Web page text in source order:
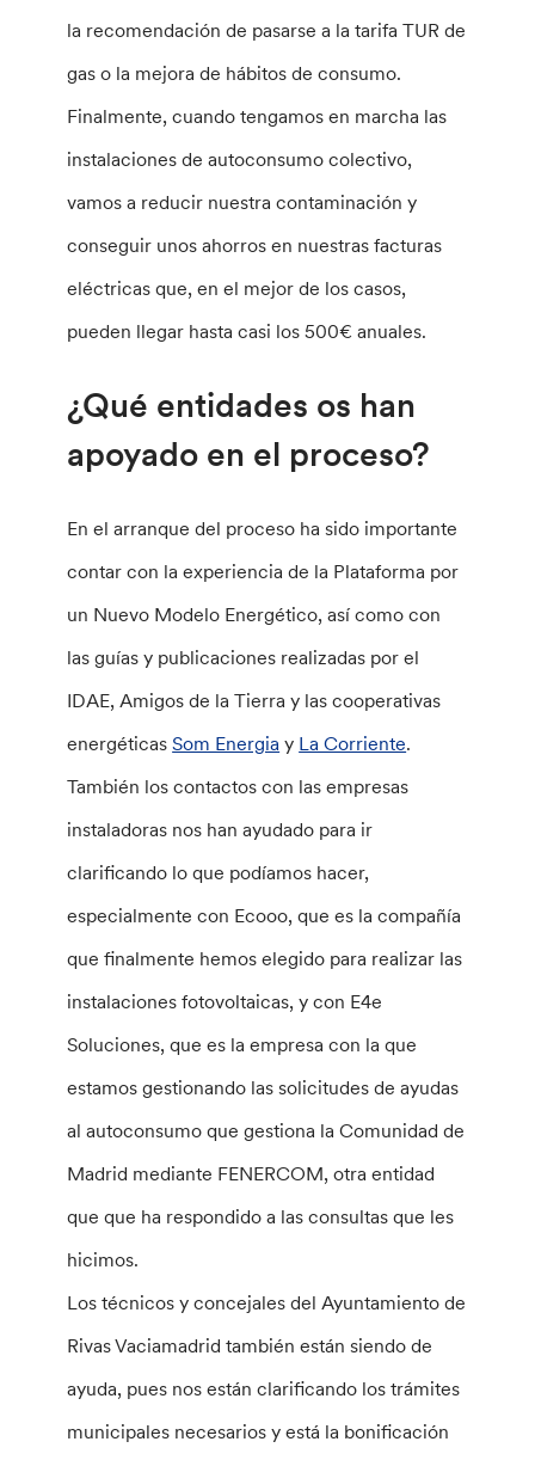
la recomendación de pasarse a la tarifa TUR de
gas o la mejora de hábitos de consumo.
Finalmente, cuando tengamos en marcha las
instalaciones de autoconsumo colectivo,
vamos a reducir nuestra contaminación y
conseguir unos ahorros en nuestras facturas
eléctricas que, en el mejor de los casos,
pueden llegar hasta casi los 500€ anuales.
¿Qué entidades os han
apoyado en el proceso?
En el arranque del proceso ha sido importante
contar con la experiencia de la Plataforma por
un Nuevo Modelo Energético, así como con
las guías y publicaciones realizadas por el
IDAE, Amigos de la Tierra y las cooperativas
energéticasSom Energia y La Corriente.
También los contactos con las empresas
instaladoras nos han ayudado para ir
clarificando lo que podíamos hacer,
especialmente con Ecooo, que es la compañía
que finalmente hemos elegido para realizar las
instalaciones fotovoltaicas, y con E4e
Soluciones, que es la empresa con la que
estamos gestionando las solicitudes de ayudas
al autoconsumo que gestiona la Comunidad de
Madrid mediante FENERCOM, otra entidad
que que ha respondido a las consultas que les
hicimos.
Los técnicos y concejales del Ayuntamiento de
Rivas Vaciamadrid también están siendo de
ayuda, pues nos están clarificando los trámites
municipales necesarios y está la bonificación